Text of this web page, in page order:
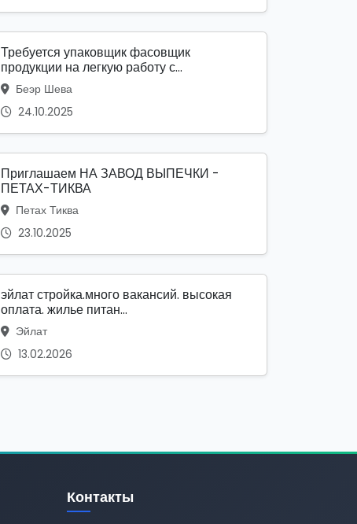
Требуется упаковщик фасовщик
продукции на легкую работу с...
Беэр Шева
24.10.2025
Приглашаем НА ЗАВОД ВЫПЕЧКИ -
ПЕТАХ-ТИКВА
Петах Тиква
23.10.2025
эйлат стройка.много вакансий. высокая
оплата. жилье питан...
Эйлат
13.02.2026
Контакты